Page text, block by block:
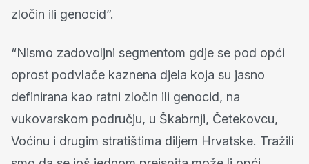
zločin ili genocid”.
“Nismo zadovoljni segmentom gdje se pod opći
oprost podvlače kaznena djela koja su jasno
definirana kao ratni zločin ili genocid, na
vukovarskom području, u Škabrnji, Četekovcu,
Voćinu i drugim stratištima diljem Hrvatske. Tražili